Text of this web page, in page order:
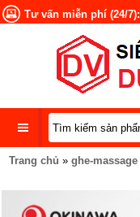
Tư vấn miễn phí (24/7):
DANH
SẢN
Trang chủ » ghe-massage